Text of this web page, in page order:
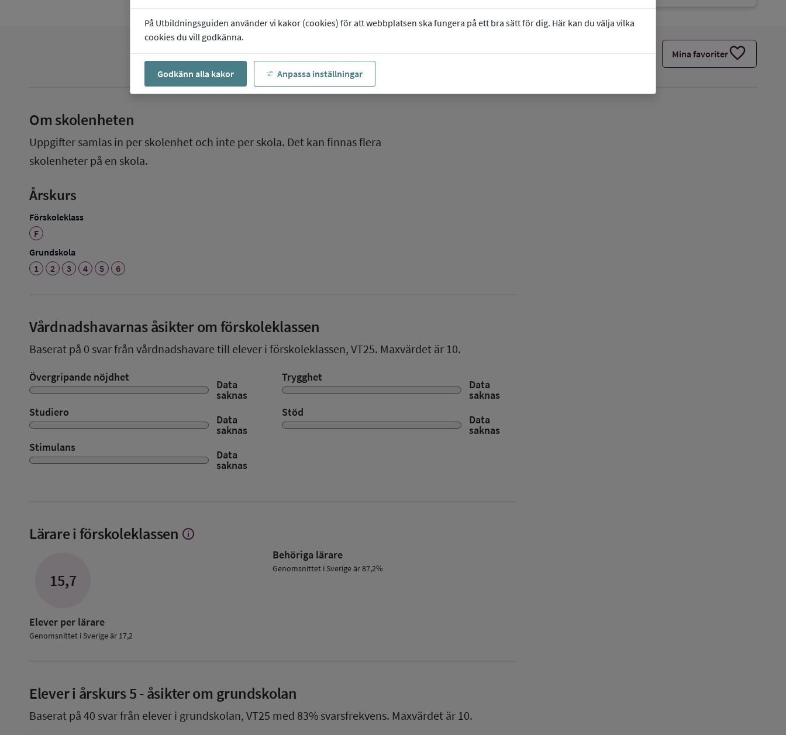
På Utbildningsguiden använder vi kakor (cookies) för att webbplatsen ska fungera på ett bra sätt för dig. Här kan du välja vilka
cookies du vill godkänna.
Godkänn alla kakor Anpassa inställningar
Mina favoriterfavorite
Om skolenheten
Uppgifter samlas in per skolenhet och inte per skola. Det kan finnas flera
skolenheter på en skola.
Årskurs
Förskoleklass
F
Grundskola
1
2 3 4 5 6
Vårdnadshavarnas åsikter om förskoleklassen
Baserat på 0 svar från vårdnadshavare till elever i förskoleklassen, VT25. Maxvärdet är 10.
Övergripande nöjdhet
Data
saknas
Trygghet
Data
saknas
Studiero
Data
saknas
Stöd
Data
saknas
Stimulans
Data
saknas
Lärare i förskoleklassen Visa
info
15,7
Elever per lärare
Genomsnittet i Sverige är 17,2
Behöriga lärare
Genomsnittet i Sverige är 87,2%
Elever i årskurs 5- åsikter om grundskolan
Baserat på 40 svar från elever i grundskolan, VT25 med 83% svarsfrekvens. Maxvärdet är 10.